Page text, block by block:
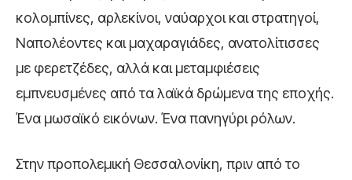
κολομπίνες, αρλεκίνοι, ναύαρχοι και στρατηγοί,
Ναπολέοντες και μαχαραγιάδες, ανατολίτισσες
με φερετζέδες, αλλά και μεταμφιέσεις
εμπνευσμένες από τα λαϊκά δρώμενα της εποχής.
Ένα μωσαϊκό εικόνων. Ένα πανηγύρι ρόλων.
Στην προπολεμική Θεσσαλονίκη, πριν από το